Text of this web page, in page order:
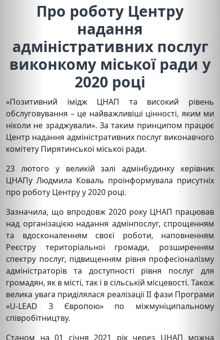
Про роботу Центру
надання
адміністративних послуг
виконкому міської ради у
2020 році
«Позитивний імідж ЦНАП та високий рівень
обслуговування – це найважливіші цінності, яким ми
ніколи не зраджували». За таким принципом працює
Центр надання адміністративних послуг виконавчого
комітету Пирятинської міської ради.
23 лютого у великій залі адмінбудинку керівник
ЦНАПу Людмила Коваль проінформувала присутніх
про роботу Центру у 2020 році.
Зазначила, що впродовж 2020 року ЦНАП працював
над організацією надання адмінпослуг, спрощенням
та вдосконаленням своєї роботи, наповненням
Реєстру територіальної громади, розширенням
спектру послуг, підвищенням рівня професіоналізму
адміністраторів та доступності рівня послуг для
громадян, як в місті, так і в сільській місцевості. Також
велика увага приділялася реалізації ІІ фази Програми
«U-LEAD З Європою» по міжмуніципальному
співробітництву.
Станом на 01 січня 2021 рік через ЦНАП можна